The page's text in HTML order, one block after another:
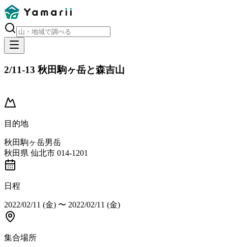
2/11-13 秋田駒ヶ岳と森吉山
目的地
秋田駒ヶ岳男岳
秋田県 仙北市 014-1201
日程
2022/02/11 (金) 〜 2022/02/11 (金)
集合場所